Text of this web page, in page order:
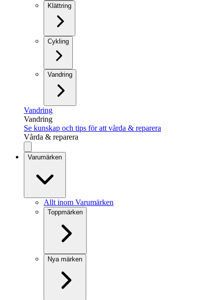
Klättring
Cykling
Vandring
Vandring
Vandring
Se kunskap och tips för att vårda & reparera
Vårda & reparera
Varumärken
Allt inom Varumärken
Toppmärken
Nya märken